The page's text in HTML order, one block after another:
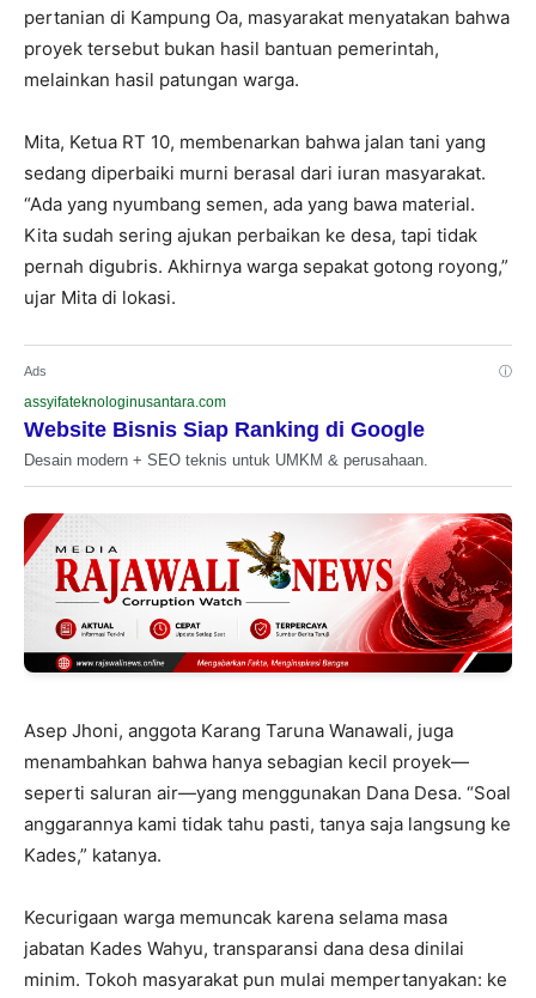
pertanian di Kampung Oa, masyarakat menyatakan bahwa
proyek tersebut bukan hasil bantuan pemerintah,
melainkan hasil patungan warga.
Mita, Ketua RT 10, membenarkan bahwa jalan tani yang
sedang diperbaiki murni berasal dari iuran masyarakat.
“Ada yang nyumbang semen, ada yang bawa material.
Kita sudah sering ajukan perbaikan ke desa, tapi tidak
pernah digubris. Akhirnya warga sepakat gotong royong,”
ujar Mita di lokasi.
Ads ⓘ
assyifateknologinusantara.com
Website Bisnis Siap Ranking di Google
Desain modern + SEO teknis untuk UMKM & perusahaan.
Asep Jhoni, anggota Karang Taruna Wanawali, juga
menambahkan bahwa hanya sebagian kecil proyek—
seperti saluran air—yang menggunakan Dana Desa. “Soal
anggarannya kami tidak tahu pasti, tanya saja langsung ke
Kades,” katanya.
Kecurigaan warga memuncak karena selama masa
jabatan Kades Wahyu, transparansi dana desa dinilai
minim. Tokoh masyarakat pun mulai mempertanyakan: ke